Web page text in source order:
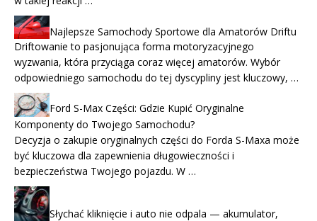
Najlepsze Samochody Sportowe dla Amatorów Driftu
Driftowanie to pasjonująca forma motoryzacyjnego
wyzwania, która przyciąga coraz więcej amatorów. Wybór
odpowiedniego samochodu do tej dyscypliny jest kluczowy, …
Ford S-Max Części: Gdzie Kupić Oryginalne
Komponenty do Twojego Samochodu?
Decyzja o zakupie oryginalnych części do Forda S-Maxa może
być kluczowa dla zapewnienia długowieczności i
bezpieczeństwa Twojego pojazdu. W …
Słychać kliknięcie i auto nie odpala — akumulator,